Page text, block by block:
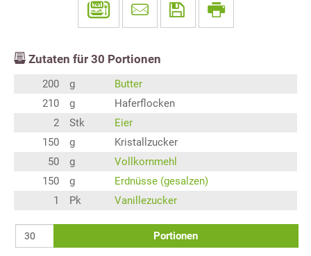
Zutaten für 30 Portionen
200 g
Butter
210
g
Haferflocken
2
Stk
Eier
150
g
Kristallzucker
50
g
Vollkornmehl
150
g
Erdnüsse (gesalzen)
1
Pk Vanillezucker
Portionen